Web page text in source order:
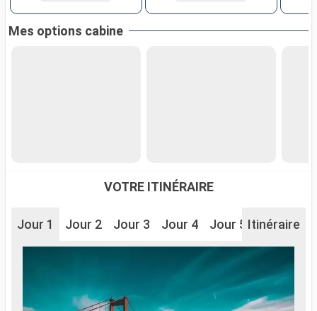
Mes options cabine
VOTRE ITINÉRAIRE
Jour 1 Jour 2 Jour 3 Jour 4 Jour 5 Jour 6
Itinéraire